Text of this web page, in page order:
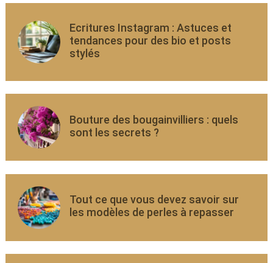
Ecritures Instagram : Astuces et
tendances pour des bio et posts
stylés
Bouture des bougainvilliers : quels
sont les secrets ?
Tout ce que vous devez savoir sur
les modèles de perles à repasser